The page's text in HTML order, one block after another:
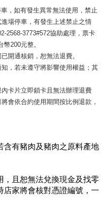
，如有發生異常無法使用，禁止
場停車，有發生上述禁止之情
2568-3773#572協助處理，票卡
200元整。
開通核銷，恕無法退費。
，若未遵守將影響使用權益；其
卡片立即鎖卡且無法辦理退費
會依合約使用期間按比例退款，
含有豬肉及豬肉之原料產地
，且恕無法兌換現金及找零
店家將會核對憑證編號，一